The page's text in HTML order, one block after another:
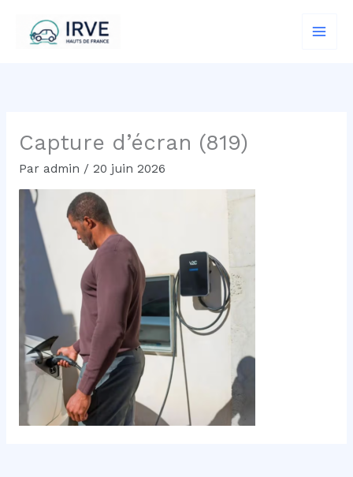
contenu
Capture d’écran (819)
Par admin / 20 juin 2026